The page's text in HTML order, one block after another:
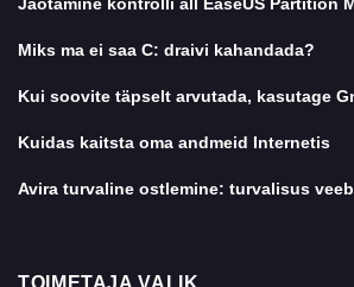
Miks ma ei saa C: draivi kahandada?
Kui soovite täpselt arvutada, kasutage
Kuidas kaitsta oma andmeid Internetis
Avira turvaline ostlemine: turvalisus
TOIMETAJA VALIK